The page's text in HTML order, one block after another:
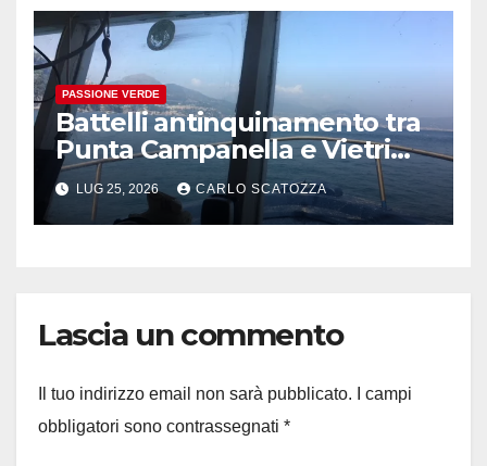
PASSIONE VERDE
Battelli antinquinamento tra
Punta Campanella e Vietri
sul Mare
LUG 25, 2026 CARLO SCATOZZA
Lascia un commento
Il tuo indirizzo email non sarà pubblicato.
I campi
obbligatori sono contrassegnati *